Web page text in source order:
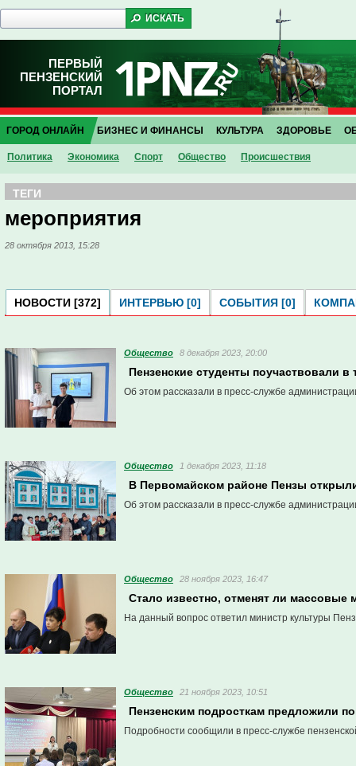
ПЕРВЫЙ
ПЕНЗЕНСКИЙ
ПОРТАЛ
ГОРОД ОНЛАЙН
Политика Экономика Спорт Общество Проиcшествия
БИЗНЕС И ФИНАНСЫ КУЛЬТУРА ЗДОРОВЬЕ
ТЕГИ
мероприятия
28 октября 2013, 15:28
НОВОСТИ [372] ИНТЕРВЬЮ [0] СОБЫТИЯ [0]
Общество 8 декабря 2023, 20:00
Пензенские студенты поучаствовали в
Об этом рассказали в пресс-службе
Общество 1 декабря 2023, 11:18
В Первомайском районе Пензы
Об этом рассказали в пресс-службе
Общество 28 ноября 2023, 16:47
Стало известно, отменят ли массовые
На данный вопрос ответил министр культуры
Общество 21 ноября 2023, 10:51
Пензенским подросткам предложили
Подробности сообщили в пресс-службе